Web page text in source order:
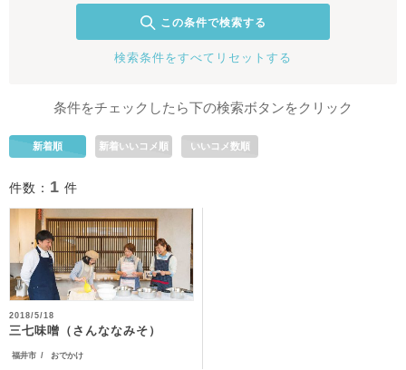
この条件で検索する
検索条件をすべてリセットする
条件をチェックしたら下の検索ボタンをクリック
新着順 新着いいコメ順 いいコメ数順
件数： 1 件
2018/5/18
三七味噌（さんななみそ）
福井市 おでかけ